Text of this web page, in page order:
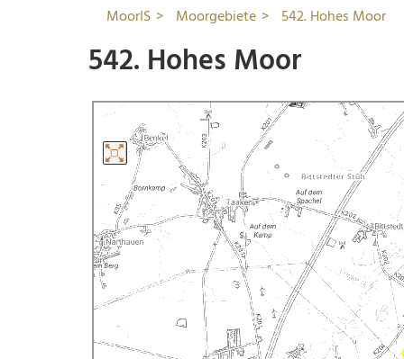
MoorIS Moorgebiete 542. Hohes Moor
542. Hohes Moor